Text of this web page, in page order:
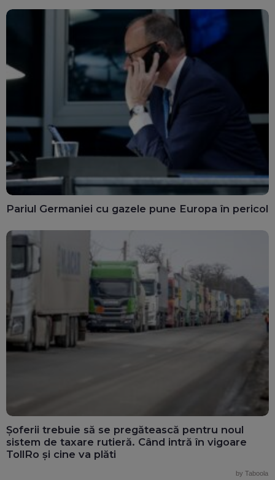
Pariul Germaniei cu gazele pune Europa în pericol
Șoferii trebuie să se pregătească pentru noul
sistem de taxare rutieră. Când intră în vigoare
TollRo și cine va plăti
by Taboola